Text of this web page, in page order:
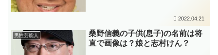
2022.04.21
男性芸能人
桑野信義の子供(息子)の名前は将
直で画像は？娘と志村けん？